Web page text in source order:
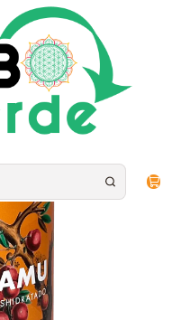
la provincia de Santiago
en Polvo